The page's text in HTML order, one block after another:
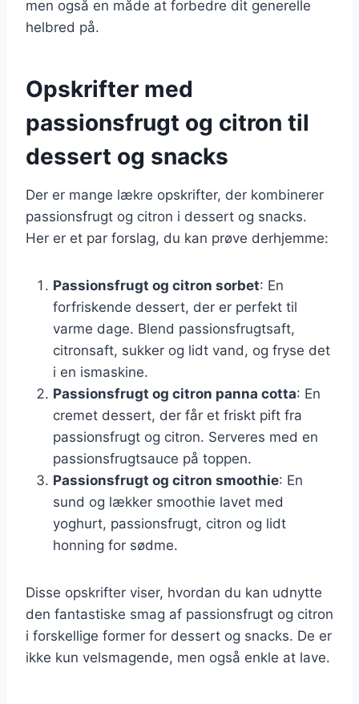
men også en måde at forbedre dit generelle
helbred på.
Opskrifter med
passionsfrugt og citron til
dessert og snacks
Der er mange lækre opskrifter, der kombinerer
passionsfrugt og citron i dessert og snacks.
Her er et par forslag, du kan prøve derhjemme:
Passionsfrugt og citron sorbet: En
forfriskende dessert, der er perfekt til
varme dage. Blend passionsfrugtsaft,
citronsaft, sukker og lidt vand, og fryse det
i en ismaskine.
Passionsfrugt og citron panna cotta: En
cremet dessert, der får et friskt pift fra
passionsfrugt og citron. Serveres med en
passionsfrugtsauce på toppen.
Passionsfrugt og citron smoothie: En
sund og lækker smoothie lavet med
yoghurt, passionsfrugt, citron og lidt
honning for sødme.
Disse opskrifter viser, hvordan du kan udnytte
den fantastiske smag af passionsfrugt og citron
i forskellige former for dessert og snacks. De er
ikke kun velsmagende, men også enkle at lave.